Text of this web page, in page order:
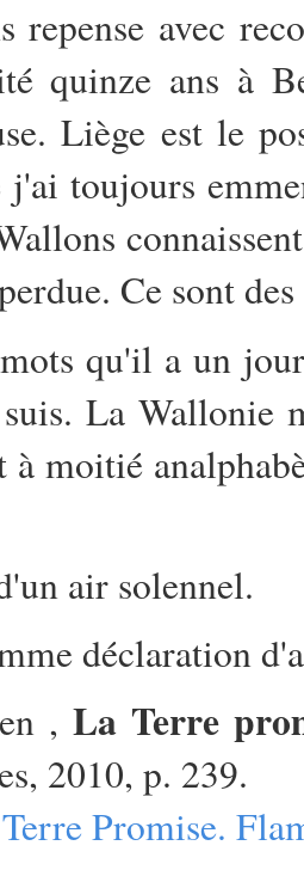
repense avec
quinze ans à
Liège est le
j'ai toujours
Ce sont
qu'il a un
La Wallonie
à moitié
air solennel.
déclaration
, La Terre
2010, p. 239.
Promise.